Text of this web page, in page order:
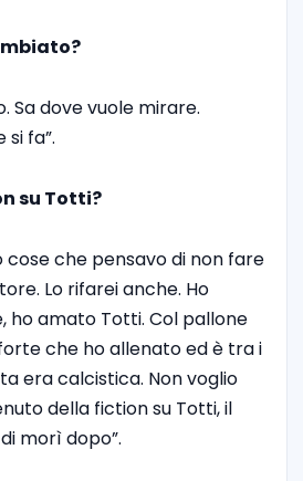
Sa dove vuole mirare.
fa”.
su Totti?
che pensavo di non fare
Lo rifarei anche. Ho
ho amato Totti. Col pallone
forte che ho allenato ed è tra i
era calcistica. Non voglio
della fiction su Totti, il
morì dopo”.